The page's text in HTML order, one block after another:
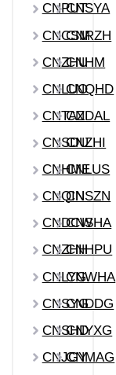
CNPUTCNSYA
CNCSM
CNRZH
CNZHU
CNHM
CNLUOCNQHD
CNTAZCNDAL
CNSDU
CNZHI
CNHME
CNLUS
CNQINCNSZN
CNDCW
CNSHA
CNZHHCNHPU
CNLYGCNWHA
CNSYGCNDDG
CNSHDCNYXG
CNJGYCNMAG